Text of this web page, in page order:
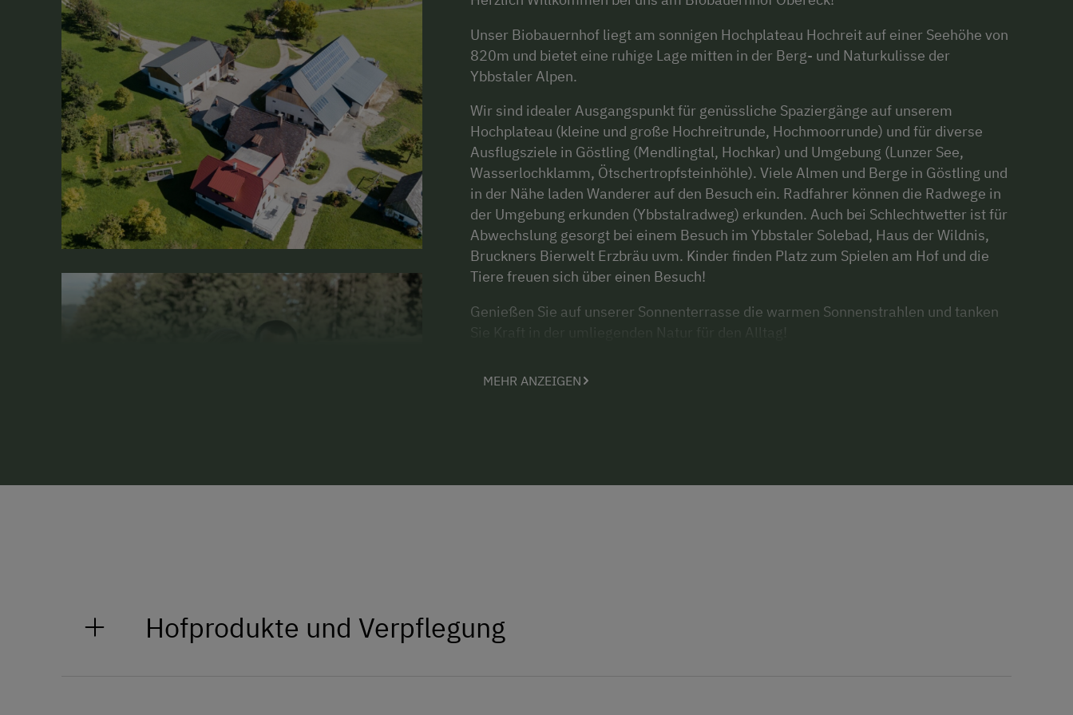
Unser Biobauernhof liegt am sonnigen Hochplateau Hochreit auf einer Seehöhe von
820m und bietet eine ruhige Lage mitten in der Berg- und Naturkulisse der
Ybbstaler Alpen.
Wir sind idealer Ausgangspunkt für genüssliche Spaziergänge auf unserem
Hochplateau (kleine und große Hochreitrunde, Hochmoorrunde) und für diverse
Ausflugsziele in Göstling (Mendlingtal, Hochkar) und Umgebung (Lunzer See,
Wasserlochklamm, Ötschertropfsteinhöhle). Viele Almen und Berge in Göstling und
in der Nähe laden Wanderer auf den Besuch ein. Radfahrer können die Radwege in
der Umgebung erkunden (Ybbstalradweg) erkunden. Auch bei Schlechtwetter ist für
Abwechslung gesorgt bei einem Besuch im Ybbstaler Solebad, Haus der Wildnis,
Bruckners Bierwelt Erzbräu uvm. Kinder finden Platz zum Spielen am Hof und die
Tiere freuen sich über einen Besuch!
Genießen Sie auf unserer Sonnenterrasse die warmen Sonnenstrahlen und tanken
Sie Kraft in der umliegenden Natur für den Alltag!
MEHR ANZEIGEN
Hofprodukte und Verpflegung